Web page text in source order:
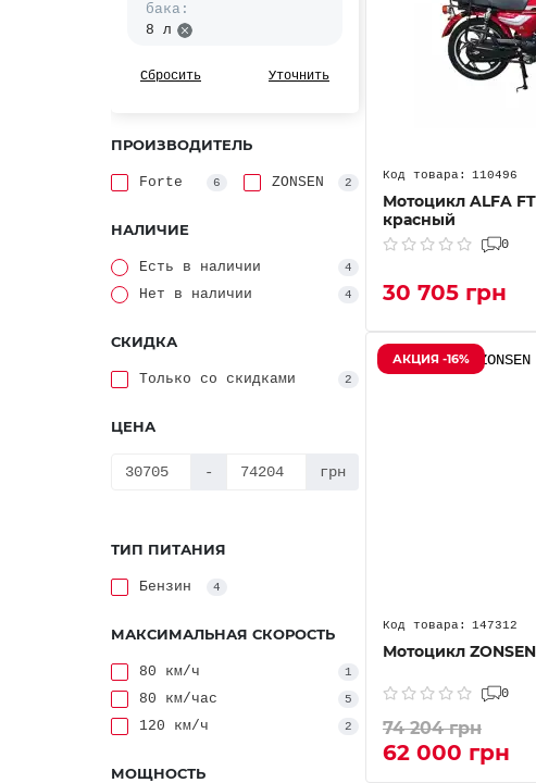
бака:
8 л
Сбросить Уточнить
ПРОИЗВОДИТЕЛЬ
Forte 6 ZONSEN 2
НАЛИЧИЕ
Есть в наличии 4
Нет в наличии 4
СКИДКА
Только со cкидками 2
ЦЕНА
- грн
ТИП ПИТАНИЯ
Бензин 4
МАКСИМАЛЬНАЯ СКОРОСТЬ
80 км/ч 1
80 км/час 5
120 км/ч 2
МОЩНОСТЬ
110496
Мотоцикл ALFA
красный
0
30 705 грн
АКЦИЯ -16%
147312
Мотоцикл
0
74 204 грн
62 000 грн